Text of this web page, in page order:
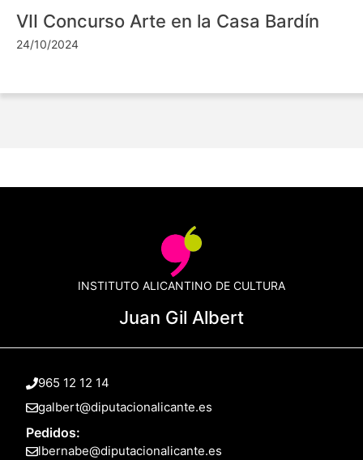
VII Concurso Arte en la Casa Bardín
24/10/2024
INSTITUTO ALICANTINO DE CULTURA
Juan Gil Albert
965 12 12 14
galbert@diputacionalicante.es
Pedidos:
lbernabe@diputacionalicante.es